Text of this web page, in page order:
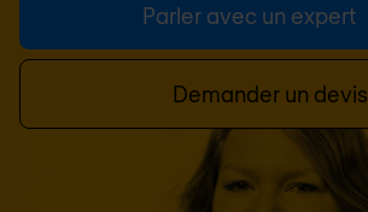
Parler avec un expert
Demander un devis